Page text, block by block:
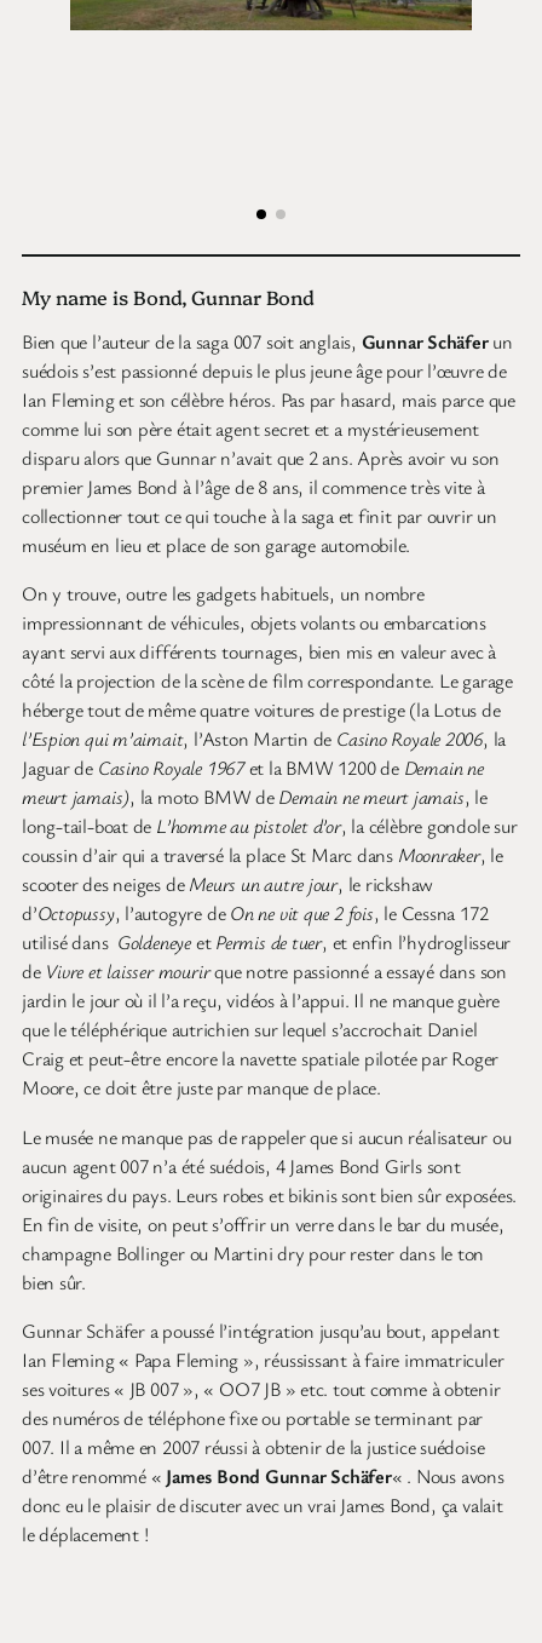
My name is Bond, Gunnar Bond
Bien que l’auteur de la saga 007 soit anglais, Gunnar Schäferun
suédois s’est passionné depuis le plus jeune âge pour l’œuvre de
Ian Fleming et son célèbre héros. Pas par hasard, mais parce que
comme lui son père était agent secret et a mystérieusement
disparu alors que Gunnar n’avait que 2 ans. Après avoir vu son
premier James Bond à l’âge de 8 ans, il commence très vite à
collectionner tout ce qui touche à la saga et finit par ouvrir un
muséum en lieu et place de son garage automobile.
On y trouve, outre les gadgets habituels, un nombre
impressionnant de véhicules, objets volants ou embarcations
ayant servi aux différents tournages, bien mis en valeur avec à
côté la projection de la scène de film correspondante. Le garage
héberge tout de même quatre voitures de prestige (la Lotus de
l’Espion qui m’aimait, l’Aston Martin de Casino Royale 2006, la
Jaguar de Casino Royale 1967et la BMW 1200 de Demain ne
meurt jamais), la moto BMW deDemain ne meurt jamais, le
long-tail-boat de L’homme au pistolet d’or, la célèbre gondole sur
coussin d’air qui a traversé la place St Marc dans Moonraker, le
scooter des neiges deMeurs un autre jour, le rickshaw
d’Octopussy, l’autogyre deOn ne vit que 2 fois, le Cessna 172
utilisé dans GoldeneyeetPermis de tuer, et enfin l’hydroglisseur
de Vivre et laisser mourirque notre passionné a essayé dans son
jardin le jour où il l’a reçu, vidéos à l’appui. Il ne manque guère
que le téléphérique autrichien sur lequel s’accrochait Daniel
Craig et peut-être encore la navette spatiale pilotée par Roger
Moore, ce doit être juste par manque de place.
Le musée ne manque pas de rappeler que si aucun réalisateur ou
aucun agent 007 n’a été suédois, 4 James Bond Girls sont
originaires du pays. Leurs robes et bikinis sont bien sûr exposées.
En fin de visite, on peut s’offrir un verre dans le bar du musée,
champagne Bollinger ou Martini dry pour rester dans le ton
bien sûr.
Gunnar Schäfer a poussé l’intégration jusqu’au bout, appelant
Ian Fleming « Papa Fleming », réussissant à faire immatriculer
ses voitures « JB 007 », « OO7 JB » etc. tout comme à obtenir
des numéros de téléphone fixe ou portable se terminant par
007. Il a même en 2007 réussi à obtenir de la justice suédoise
d’être renommé « James Bond Gunnar Schäfer« . Nous avons
donc eu le plaisir de discuter avec un vrai James Bond, ça valait
le déplacement !